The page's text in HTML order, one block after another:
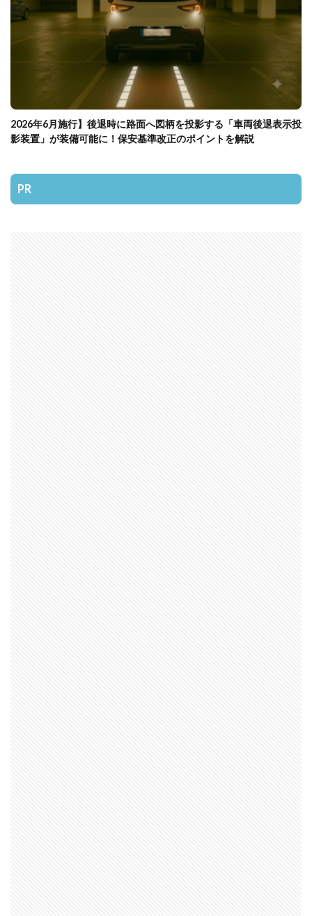
2026年6月施行】後退時に路面へ図柄を投影する「車両後退表示投
影装置」が装備可能に！保安基準改正のポイントを解説
PR